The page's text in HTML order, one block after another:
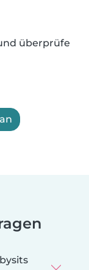
überprüfe